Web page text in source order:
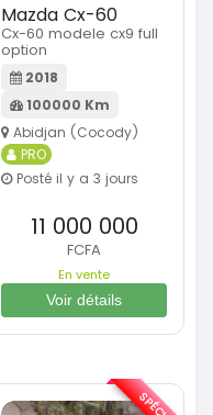
Mazda Cx-60
Cx-60 modele cx9 full
option
2018
100000 Km
Abidjan (Cocody)
PRO
Posté il y a 3 jours
11 000 000
FCFA
En vente
Voir détails